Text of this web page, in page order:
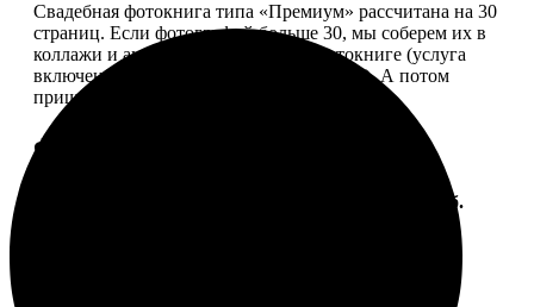
Свадебная фотокнига типа «Премиум» рассчитана на 30
страниц. Если фотографий больше 30, мы соберем их в
коллажи и аккуратно разместим в фотокниге (услуга
включена, стоимость останется прежней). А потом
пришлем вам на согласование развороты.
Форматы и цены
Цена, руб.